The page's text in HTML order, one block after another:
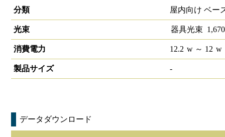
分類
屋内向け ベー
光束 器具光束 1,670
消費電力 12.2 w～ 12 w
製品サイズ -
データダウンロード